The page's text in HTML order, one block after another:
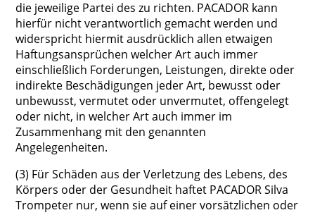
die jeweilige Partei des zu richten. PACADOR kann
hierfür nicht verantwortlich gemacht werden und
widerspricht hiermit ausdrücklich allen etwaigen
Haftungsansprüchen welcher Art auch immer
einschließlich Forderungen, Leistungen, direkte oder
indirekte Beschädigungen jeder Art, bewusst oder
unbewusst, vermutet oder unvermutet, offengelegt
oder nicht, in welcher Art auch immer im
Zusammenhang mit den genannten
Angelegenheiten.
(3) Für Schäden aus der Verletzung des Lebens, des
Körpers oder der Gesundheit haftet PACADOR Silva
Trompeter nur, wenn sie auf einer vorsätzlichen oder